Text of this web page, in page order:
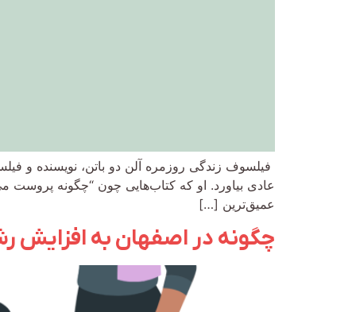
فیلسوف زندگی روزمره آلن دو باتن، نویسنده و
عادی بیاورد. او که کتاب‌هایی چون “چگونه پروست
عمیق‌ترین […]
چگونه در اصفهان به افزایش